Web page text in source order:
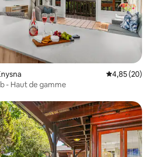
Évaluation
4,85 (20)
- Haut de gamme